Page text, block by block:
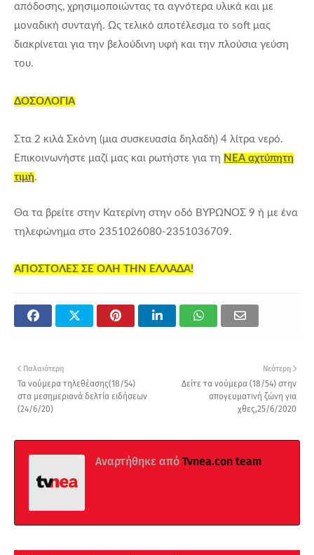
απόδοσης, χρησιμοποιώντας τα αγνότερα υλικά και με
μοναδική συνταγή. Ως τελικό αποτέλεσμα το soft μας
διακρίνεται για την βελούδινη υφή και την πλούσια γεύση
του.
ΔΟΣΟΛΟΓΙΑ
Στα 2 κιλά Σκόνη (μια συσκευασία δηλαδή) 4 λίτρα νερό.
Επικοινωνήστε μαζί μας και ρωτήστε για τη ΝΕΑ αχτύπητη
τιμή.
Θα τα βρείτε στην Κατερίνη στην οδό ΒΥΡΩΝΟΣ 9 ή με ένα
τηλεφώνημα στο 2351026080-2351036709.
ΑΠΟΣΤΟΛΕΣ ΣΕ ΟΛΗ ΤΗΝ ΕΛΛΑΔΑ!
Νεότερη
Δείτε τα νούμερα (18/54) στην
απογευματινή ζώνη για
χθες,25/6/2020
Παλαιότερη
Τα νούμερα τηλεθέασης(18/54)
στα μεσημεριανά δελτία ειδήσεων
(24/6/20)
Αναρτήθηκε από Tvnea.con team